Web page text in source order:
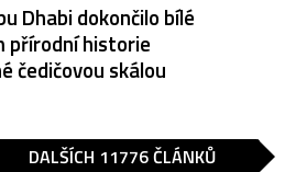
Dhabi dokončilo bílé
přírodní historie
čedičovou skálou
DALŠÍCH 11776 ČLÁNKŮ